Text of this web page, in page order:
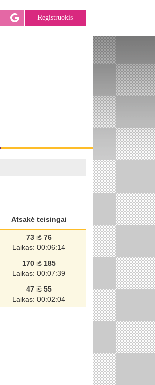
Registruokis
Atsakė teisingai
73iš 76
Laikas: 00:06:14
170iš 185
Laikas: 00:07:39
47iš 55
Laikas: 00:02:04